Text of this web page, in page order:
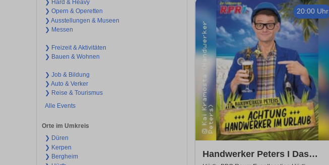
❯ Hard & Heavy
❯ Opern & Operetten
❯ Ausstellungen & Museen
❯ Messen
❯ Freizeit & Aktivitäten
❯ Bauen & Wohnen
❯ Job & Bildung
❯ Auto & Verker
❯ Reise & Tourismus
Alle Events
Orte im Umkreis
❯ Düren
❯ Kerpen
❯ Bergheim
20:00 Uhr
Handwerker Peters I Das